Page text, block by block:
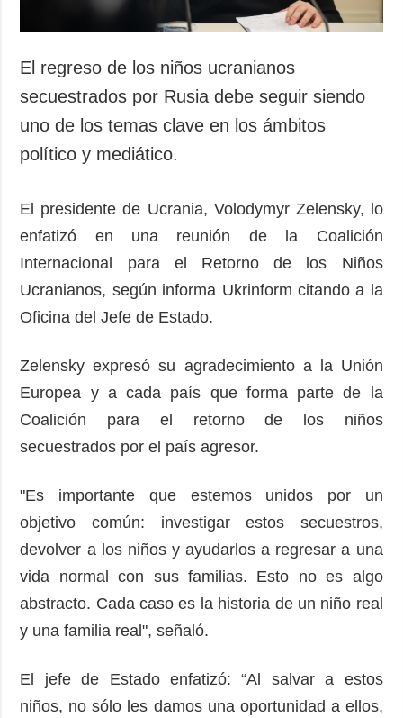
El regreso de los niños ucranianos
secuestrados por Rusia debe seguir siendo
uno de los temas clave en los ámbitos
político y mediático.
El presidente de Ucrania, Volodymyr Zelensky, lo
enfatizó en una reunión de la Coalición
Internacional para el Retorno de los Niños
Ucranianos, según informa Ukrinform citando a la
Oficina del Jefe de Estado.
Zelensky expresó su agradecimiento a la Unión
Europea y a cada país que forma parte de la
Coalición para el retorno de los niños
secuestrados por el país agresor.
"Es importante que estemos unidos por un
objetivo común: investigar estos secuestros,
devolver a los niños y ayudarlos a regresar a una
vida normal con sus familias. Esto no es algo
abstracto. Cada caso es la historia de un niño real
y una familia real", señaló.
El jefe de Estado enfatizó: “Al salvar a estos
niños, no sólo les damos una oportunidad a ellos,